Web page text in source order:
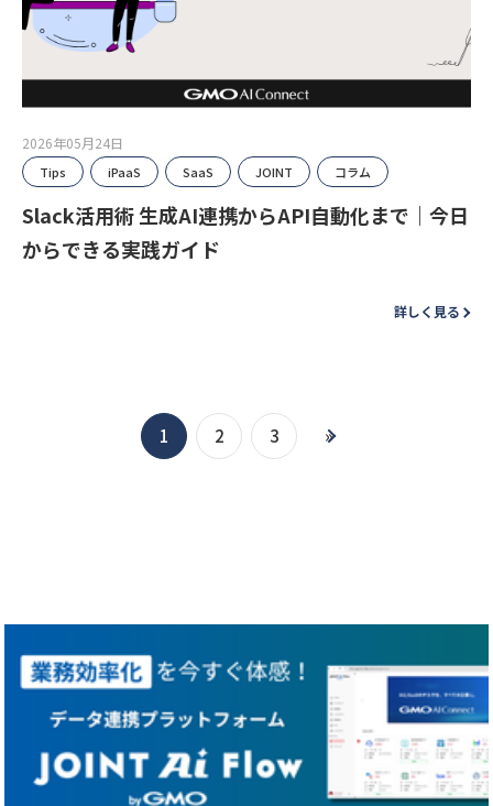
2026年05月24日
Tips iPaaS SaaS JOINT コラム
Slack活用術 生成AI連携からAPI自動化まで｜今日
からできる実践ガイド
詳しく見る
1 2 3 »